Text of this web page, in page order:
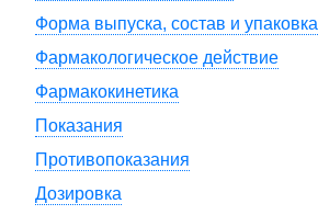
Форма выпуска, состав и упаковка
Фармакологическое действие
Фармакокинетика
Показания
Противопоказания
Дозировка